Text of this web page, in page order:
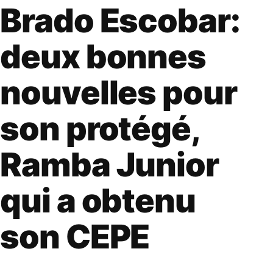
Brado Escobar:
deux bonnes
nouvelles pour
son protégé,
Ramba Junior
qui a obtenu
son CEPE